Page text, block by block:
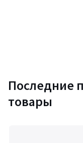
Последние
товары